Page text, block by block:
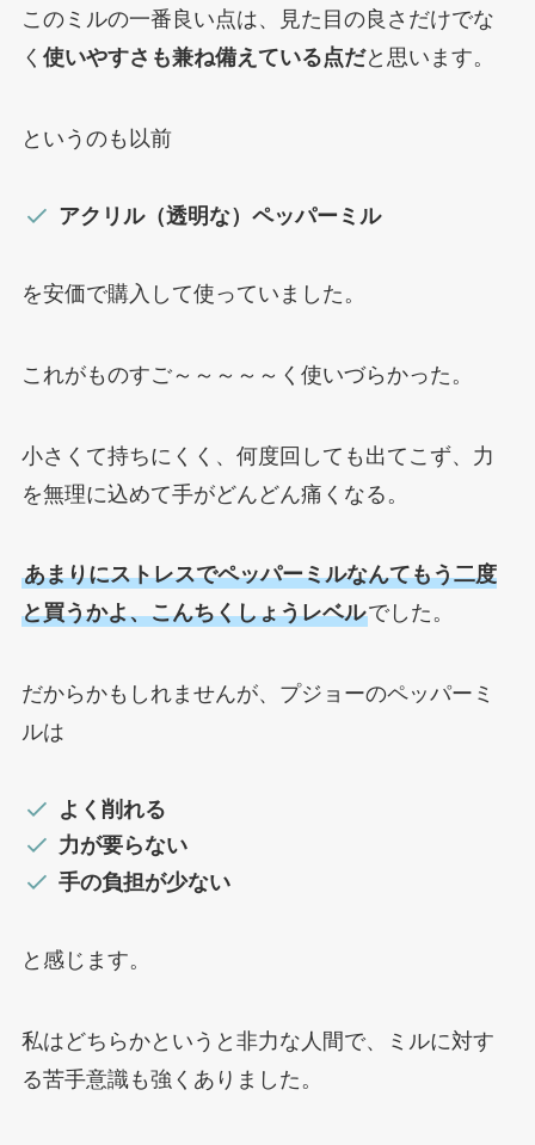
このミルの一番良い点は、見た目の良さだけでな
く 使いやすさも兼ね備えている点だと思います。
というのも以前
アクリル（透明な）ペッパーミル
を安価で購入して使っていました。
これがものすご～～～～～く使いづらかった。
小さくて持ちにくく、何度回しても出てこず、力
を無理に込めて手がどんどん痛くなる。
あまりにストレスでペッパーミルなんてもう二度
と買うかよ、こんちくしょうレベルでした。
だからかもしれませんが、プジョーのペッパーミ
ルは
よく削れる
力が要らない
手の負担が少ない
と感じます。
私はどちらかというと非力な人間で、ミルに対す
る苦手意識も強くありました。